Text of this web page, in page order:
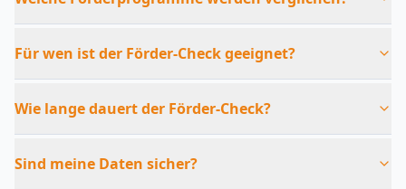
Für wen ist der Förder-Check geeignet?
Wie lange dauert der Förder-Check?
Sind meine Daten sicher?